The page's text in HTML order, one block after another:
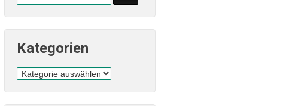
nach:
Kategorien
Kategorien